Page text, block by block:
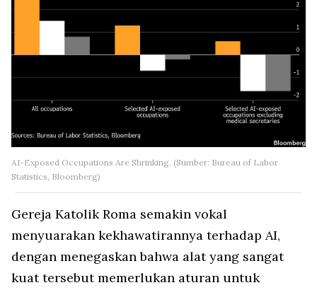
AI-Exposed Occupations Are Shrinking. (Sumber: Bureau of Labor
Statistics, Bloomberg)
Gereja Katolik Roma semakin vokal
menyuarakan kekhawatirannya terhadap AI,
dengan menegaskan bahwa alat yang sangat
kuat tersebut memerlukan aturan untuk